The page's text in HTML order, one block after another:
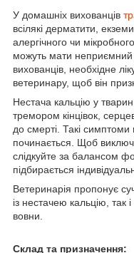
У домашніх вихованців
всілякі дерматити,
алергічного чи
можуть мати неприємний
вихованців, необхідне
ветеринару, щоб він
Нестача кальцію у
тремором кінцівок,
до смерті. Такі
починається. Щоб
слідкуйте за балансом
підбирається
Ветеринарія пропонує
із нестачею кальцію, так
вовни.
Склад та призначення: